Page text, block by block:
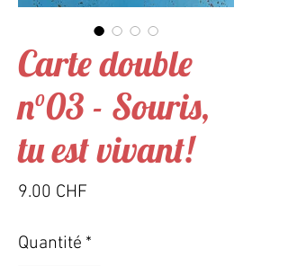
Carte double
n°03 - Souris,
tu est vivant!
9.00 CHF
Quantité *